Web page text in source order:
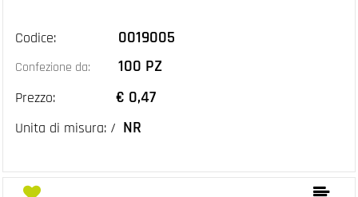
Codice: 0019005
Confezione da: 100 PZ
Prezzo: € 0,47
Unita di misura: / NR